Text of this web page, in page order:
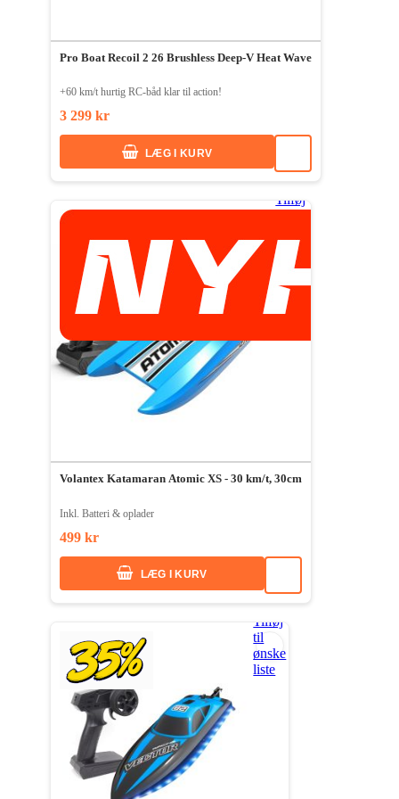
Pro Boat Recoil 2 26 Brushless Deep-V Heat Wave
+60 km/t hurtig RC-båd klar til action!
3 299 kr
LÆG I KURV
Tilføj
liste
Volantex Katamaran Atomic XS - 30 km/t, 30cm
Inkl. Batteri & oplader
499 kr
LÆG I KURV
Tilføj
til
ønske
liste